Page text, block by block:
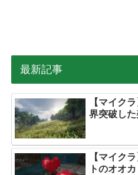
最新記事
【マイク
界突破し
【マイク
トのオオ